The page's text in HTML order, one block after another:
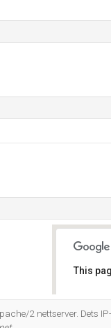
This
2 nettserver. Dets